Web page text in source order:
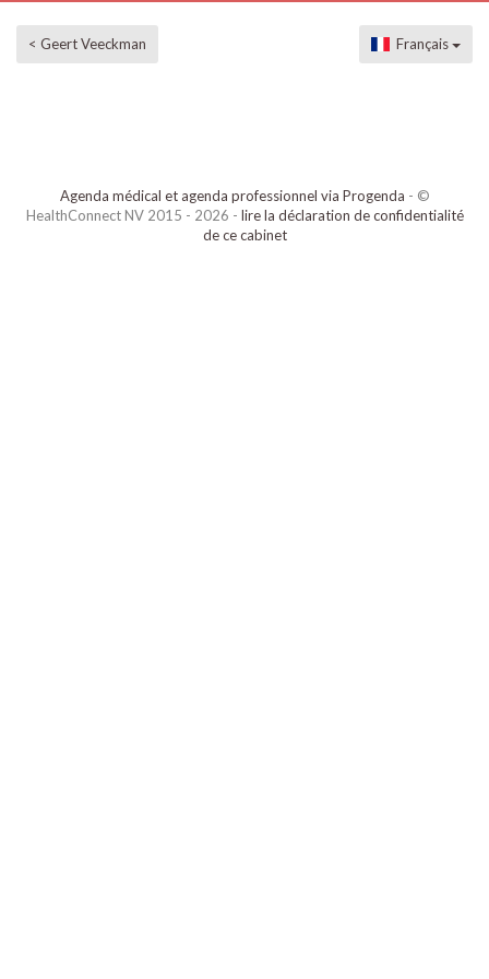
< Geert Veeckman Français
Agenda médical et agenda professionnel via Progenda - ©
HealthConnect NV 2015 - 2026 - lire la déclaration de confidentialité
de ce cabinet